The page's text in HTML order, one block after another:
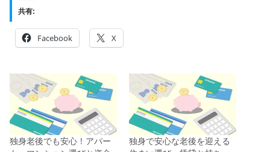
共有:
Facebook X
独身老後でも安心！アパー
独身で安心な老後を迎える